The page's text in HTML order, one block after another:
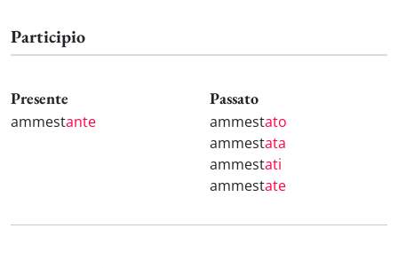
Participio
Presente
ammestante
Passato
ammestato
ammestata
ammestati
ammestate